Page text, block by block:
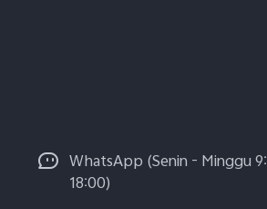
WhatsApp (Senin - Minggu
18:00)